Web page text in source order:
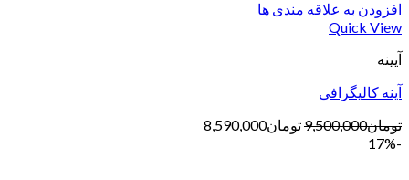
افزودن به علاقه مندی ها
Quick View
آیینه
آینه کالیگرافی
تومان9,500,000تومان8,590,000
-17%